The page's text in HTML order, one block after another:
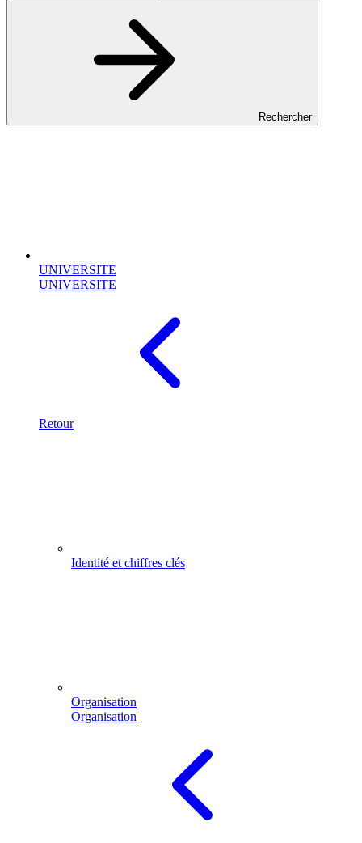
Rechercher
UNIVERSITE
UNIVERSITE
Retour
Identité et chiffres clés
Organisation
Organisation